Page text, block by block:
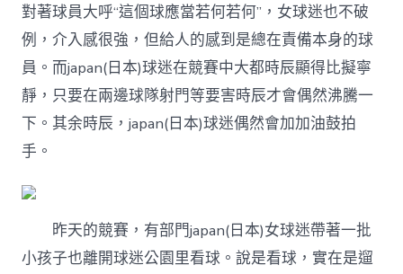
對著球員大呼“這個球應當若何若何”，女球迷也不破
例，介入感很強，但給人的感到是總在責備本身的球
員。而japan(日本)球迷在競賽中大都時辰顯得比擬寧
靜，只要在兩邊球隊射門等要害時辰才會偶然沸騰一
下。其余時辰，japan(日本)球迷偶然會加加油鼓拍
手。
昨天的競賽，有部門japan(日本)女球迷帶著一批
小孩子也離開球迷公園里看球。說是看球，實在是遛